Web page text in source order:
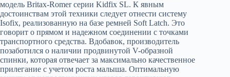
модель Britax-Romer серии Kidfix SL. К явным
достоинствам этой техники следует отнести систему
Isofix, реализованную на базе ремней Soft Latch. Это
говорит о прямом и надежном соединении с точками
транспортного средства. Вдобавок, производитель
позаботился о наличии продвинутой V-образной
спинки, которая отвечает за максимально качественное
прилегание с учетом роста малыша. Оптимальную